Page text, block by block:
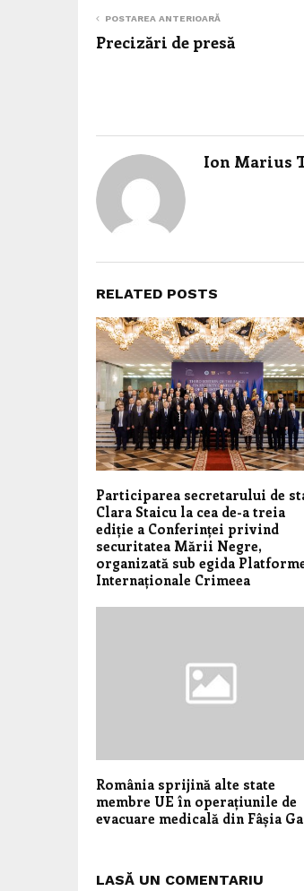
POSTAREA ANTERIOARĂ
Precizări de presă
Ion Marius
RELATED POSTS
Participarea secretarului de
Clara Staicu la cea de-a treia
ediție a Conferinței privind
securitatea Mării Negre,
organizată sub egida
Internaționale Crimeea
România sprijină alte state
membre UE în operațiunile de
evacuare medicală din Fâșia
LASĂ UN COMENTARIU